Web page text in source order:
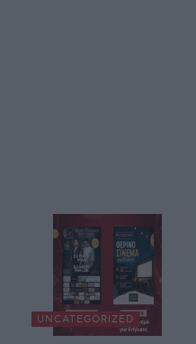
UNCATEGORIZED